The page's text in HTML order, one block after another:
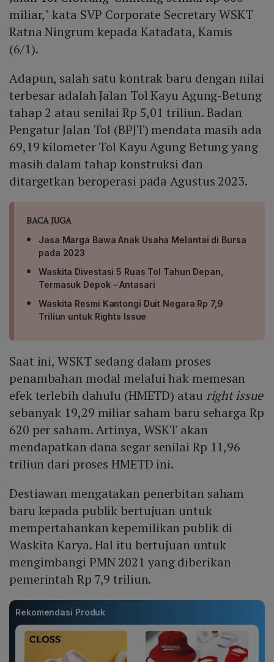
miliar," kata SVP Corporate Secretary WSKT
Ratna Ningrum kepada Katadata, Kamis
(6/1).
Adapun, salah satu kontrak baru dengan nilai
terbesar adalah Jalan Tol Kayu Agung-Betung
tahap 2 atau senilai Rp 5,01 triliun. Badan
Pengatur Jalan Tol (BPJT) mendata masih ada
69,19 kilometer Tol Kayu Agung Betung yang
masih dalam tahap konstruksi dan
ditargetkan beroperasi pada Agustus 2023.
BACA JUGA
Jasa Marga Bawa Anak Usaha Melantai di Bursa
pada 2023
Waskita Divestasi 5 Ruas Tol Tahun Depan,
Termasuk Depok – Antasari
Waskita Resmi Kantongi Duit Negara Rp 7,9
Triliun untuk Rights Issue
Saat ini, WSKT sedang dalam proses
penambahan modal melalui hak memesan
efek terlebih dahulu (HMETD) atau right issue
sebanyak 19,29 miliar saham baru seharga Rp
620 per saham. Artinya, WSKT akan
mendapatkan dana segar senilai Rp 11,96
triliun dari proses HMETD ini.
Destiawan mengatakan penerbitan saham
baru kepada publik bertujuan untuk
mempertahankan kepemilikan publik di
Waskita Karya. Hal itu bertujuan untuk
mengimbangi PMN 2021 yang diberikan
pemerintah Rp 7,9 triliun.
Rekomendasi Produk